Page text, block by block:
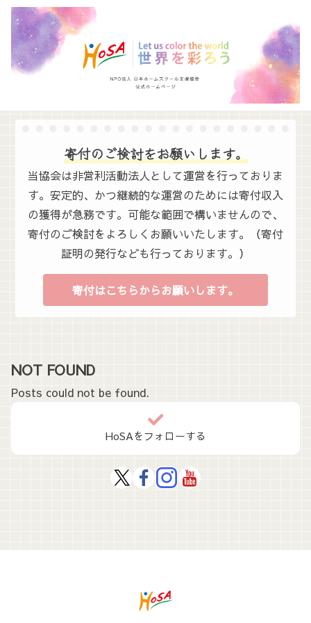
寄付のご検討をお願いします。
当協会は非営利活動法人として運営を行っておりま
す。安定的、かつ継続的な運営のためには寄付収入
の獲得が急務です。可能な範囲で構いませんので、
寄付のご検討をよろしくお願いいたします。（寄付
証明の発行なども行っております。）
寄付はこちらからお願いします。
NOT FOUND
Posts could not be found.
HoSAをフォローする